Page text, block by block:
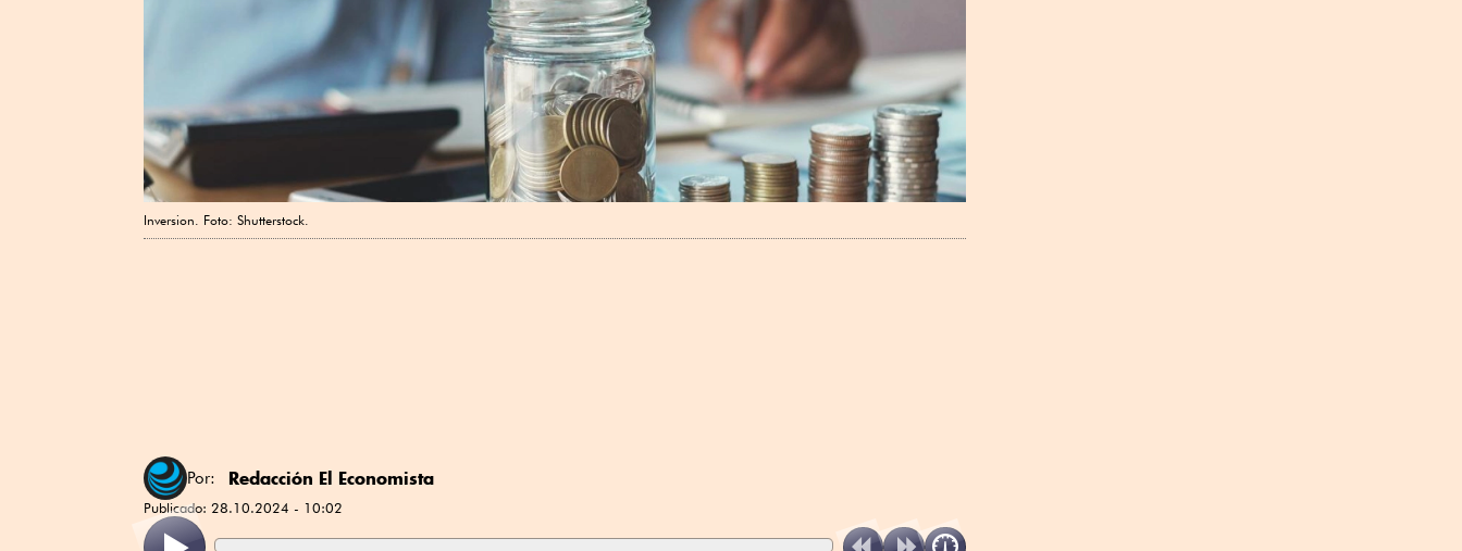
Inversion. Foto: Shutterstock.
Por: Redacción El Economista
Publicado: 28.10.2024 - 10:02